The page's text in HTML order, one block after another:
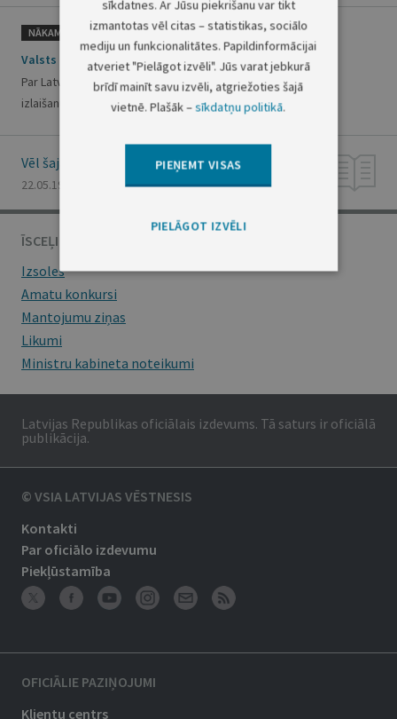
NĀKAMAIS
Valsts kases informācija
Par Latvijas valsts iekšējā aizņēmuma īstermiņa parādzīmju
izlaišanu
Vēl šajā numurā
22.05.1998., Nr. 147/149
ĪSCEĻI
Izsoles
Amatu konkursi
Mantojumu ziņas
Likumi
Ministru kabineta noteikumi
Latvijas Republikas oficiālais izdevums. Tā saturs ir oficiālā
publikācija.
© VSIA LATVIJAS VĒSTNESIS
Kontakti
Par oficiālo izdevumu
Piekļūstamība
OFICIĀLIE PAZIŅOJUMI
Klientu centrs
sīkdatnes. Ar Jūsu piekrišanu var tikt
izmantotas vēl citas – statistikas, sociālo
mediju un funkcionalitātes. Papildinformācijai
atveriet "Pielāgot izvēli". Jūs varat jebkurā
brīdī mainīt savu izvēli, atgriežoties šajā
vietnē. Plašāk –sīkdatņu politikā.
PIEŅEMT VISAS
PIELĀGOT IZVĒLI